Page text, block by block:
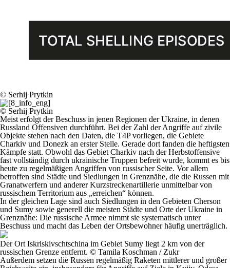
© Serhij Prytkin
© Serhij Prytkin
Meist erfolgt der Beschuss in jenen Regionen der Ukraine, in denen
Russland Offensiven durchführt. Bei der Zahl der Angriffe auf zivile
Objekte stehen nach den Daten, die T4P vorliegen, die Gebiete
Charkiv und Donezk an erster Stelle. Gerade dort fanden die heftigsten
Kämpfe statt. Obwohl das Gebiet Charkiv nach der Herbstoffensive
fast vollständig durch ukrainische Truppen befreit wurde, kommt es bis
heute zu regelmäßigen Angriffen von russischer Seite. Vor allem
betroffen sind Städte und Siedlungen in Grenznähe, die die Russen mit
Granatwerfern und anderer Kurzstreckenartillerie unmittelbar von
russischem Territorium aus „erreichen“ können.
In der gleichen Lage sind auch Siedlungen in den Gebieten Cherson
und Sumy sowie generell die meisten Städte und Orte der Ukraine in
Grenznähe: Die russische Armee nimmt sie systematisch unter
Beschuss und macht das Leben der Ortsbewohner häufig unerträglich.
Der Ort Iskriskivschtschina im Gebiet Sumy liegt 2 km von der
russischen Grenze entfernt. © Tamila Koschman / Zukr
Außerdem setzen die Russen regelmäßig Raketen mittlerer und großer